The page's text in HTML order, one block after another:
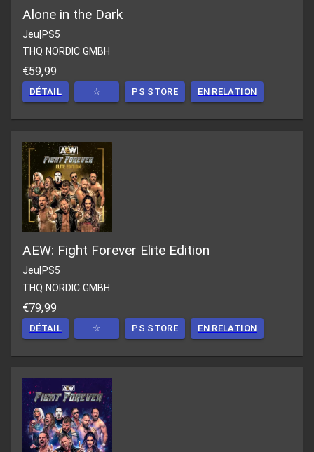
Alone in the Dark
Jeu|PS5
THQ NORDIC GMBH
€59,99
DÉTAIL ☆ PS STORE EN RELATION
AEW: Fight Forever Elite Edition
Jeu PS5
THQ NORDIC GMBH
€79,99
DÉTAIL ☆ PS STORE EN RELATION